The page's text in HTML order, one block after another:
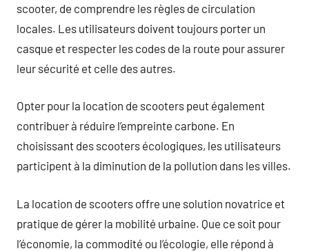
scooter, de comprendre les règles de circulation
locales. Les utilisateurs doivent toujours porter un
casque et respecter les codes de la route pour assurer
leur sécurité et celle des autres.
Opter pour la location de scooters peut également
contribuer à réduire l’empreinte carbone. En
choisissant des scooters écologiques, les utilisateurs
participent à la diminution de la pollution dans les villes.
La location de scooters offre une solution novatrice et
pratique de gérer la mobilité urbaine. Que ce soit pour
l’économie, la commodité ou l’écologie, elle répond à